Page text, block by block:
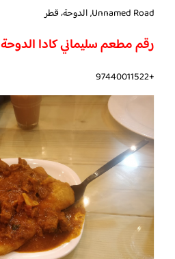
Unnamed Road, الدوحة، قطر
رقم مطعم سليماني كادا الدوحة
+97440011522